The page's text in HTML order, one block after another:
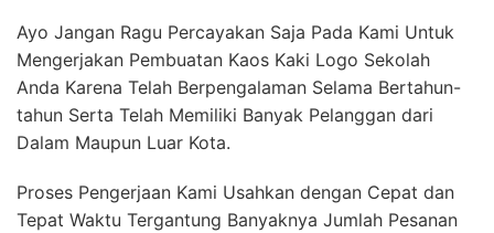
Ayo Jangan Ragu Percayakan Saja Pada Kami Untuk
Mengerjakan Pembuatan Kaos Kaki Logo Sekolah
Anda Karena Telah Berpengalaman Selama Bertahun-
tahun Serta Telah Memiliki Banyak Pelanggan dari
Dalam Maupun Luar Kota.
Proses Pengerjaan Kami Usahkan dengan Cepat dan
Tepat Waktu Tergantung Banyaknya Jumlah Pesanan